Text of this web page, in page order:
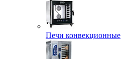
Печи конвекционные